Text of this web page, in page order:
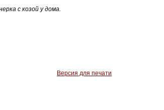
с козой у дома.
Версия для печати